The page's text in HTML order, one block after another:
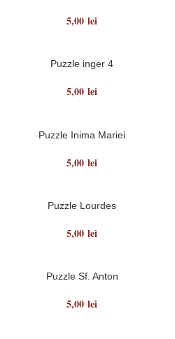
5,00 lei
Puzzle inger 4
5,00 lei
Puzzle Inima Mariei
5,00 lei
Puzzle Lourdes
5,00 lei
Puzzle Sf. Anton
5,00 lei